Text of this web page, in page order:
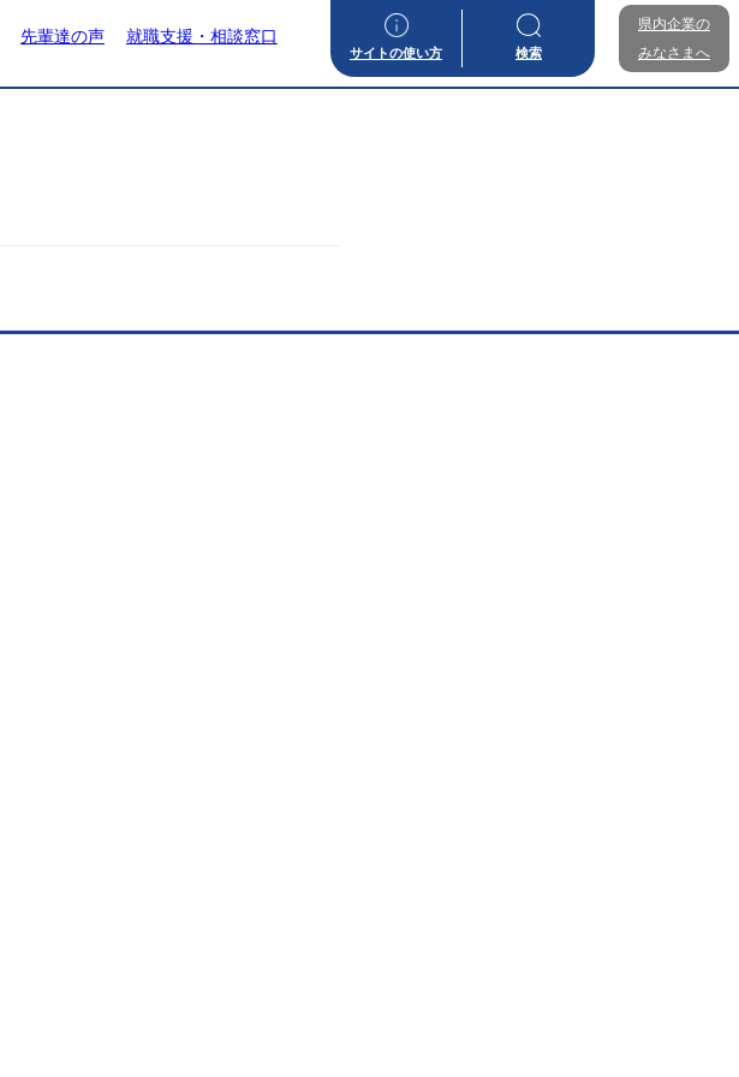
先輩達の声 就職支援・相談窓口
サイトの使い方 検索
県内企業の
みなさまへ